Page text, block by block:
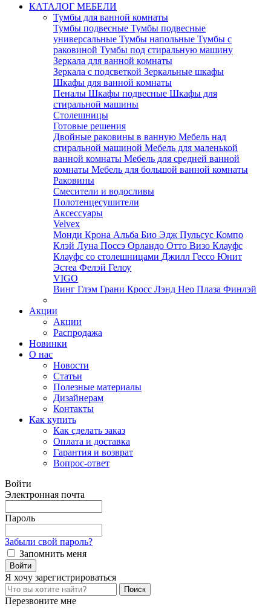
КАТАЛОГ МЕБЕЛИ
Тумбы для ванной комнаты
Тумбы подвесные Тумбы подвесные
универсальные Тумбы напольные Тумбы с
раковиной Тумбы под стиральную машину
Зеркала для ванной комнаты
Зеркала с подсветкой Зеркальные шкафы
Шкафы для ванной комнаты
Пеналы Шкафы подвесные Шкафы для
стиральной машины
Столешницы
Готовые решения
Двойные раковины в ванную Мебель над
стиральной машиной Мебель для маленькой
ванной комнаты Мебель для средней ванной
комнаты Мебель для большой ванной комнаты
Раковины
Смесители и водосливы
Полотенцесушители
Аксессуары
Velvex
Монди Крона Альба Био Эдж Пульсус Компо
Клэй Луна Поссэ Орландо Отто Визо Клауфс
Клауфс со столешницами Джилл Гессо Юнит
Эстеа Фелэй Гелоу
VIGO
Винг Глэм Грани Кросс Лэнд Нео Плаза Финлэй
Акции
Акции
Распродажа
Новинки
О нас
Новости
Статьи
Полезные материалы
Дизайнерам
Контакты
Как купить
Как сделать заказ
Оплата и доставка
Гарантия и возврат
Вопрос-ответ
Войти
Электронная почта
Пароль
Забыли свой пароль?
Запомнить меня
Я хочу зарегистрироваться
Перезвоните мне